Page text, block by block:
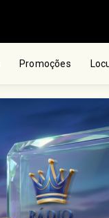
Promoções